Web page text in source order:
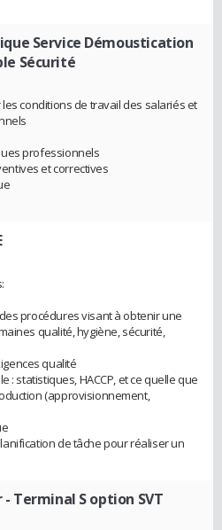
Service Démoustication
Sécurité
conditions de travail des salariés et
professionnels
et correctives
procédures visant à obtenir une
qualité, hygiène, sécurité,
qualité
: statistiques, HACCP, et ce quelle que
(approvisionnement,
de tâche pour réaliser un
- Terminal S option SVT